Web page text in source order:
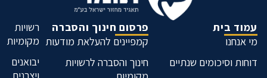
עמוד בית
מי אנחנו
דוחות וסיכומים שנתיים
פרסום חינוך והסברה
קמפיינים להעלאת מודעות
חינוך והסברה לרשויות
רשויות
מקומיות
יבואנים
ויצרנים